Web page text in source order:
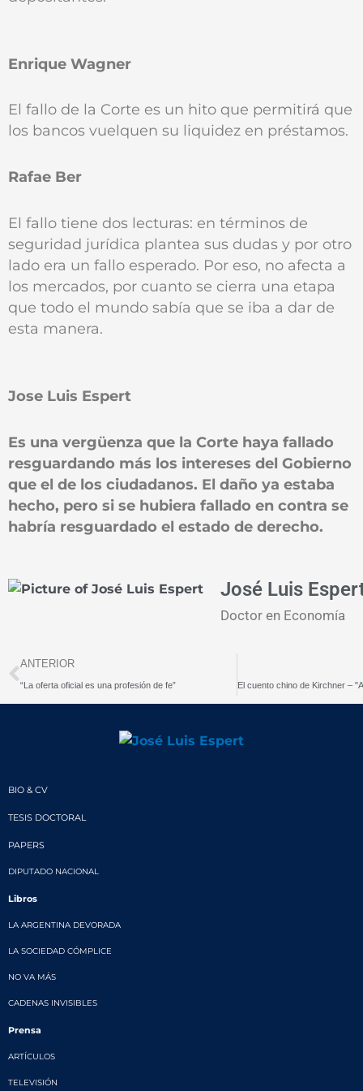
Enrique Wagner
El fallo de la Corte es un hito que permitirá que
los bancos vuelquen su liquidez en préstamos.
Rafae Ber
El fallo tiene dos lecturas: en términos de
seguridad jurídica plantea sus dudas y por otro
lado era un fallo esperado. Por eso, no afecta a
los mercados, por cuanto se cierra una etapa
que todo el mundo sabía que se iba a dar de
esta manera.
Jose Luis Espert
Es una vergüenza que la Corte haya fallado
resguardando más los intereses del Gobierno
que el de los ciudadanos. El daño ya estaba
hecho, pero si se hubiera fallado en contra se
habría resguardado el estado de derecho.
José Luis
Doctor en Economía
Prev
ANTERIOR
“La oferta oficial es una profesión de fe”
BIO & CV
TESIS DOCTORAL
PAPERS
DIPUTADO NACIONAL
Libros
LA ARGENTINA DEVORADA
LA SOCIEDAD CÓMPLICE
NO VA MÁS
CADENAS INVISIBLES
Prensa
ARTÍCULOS
TELEVISIÓN